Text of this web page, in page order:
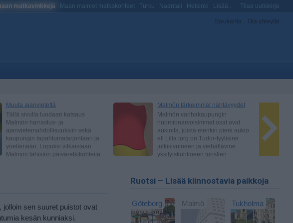
matkavinkkejä Maan mainiot matkakohteet Turku Naantali Helsinki Lisää... Tilaa uutiskirje
Sivukartta Ota yhteyttä
Ruotsi – Lisää kiinnostavia paikkoja
Göteborg Malmö Tukholma
sen suuret puistot ovat
kesän kunniaksi.